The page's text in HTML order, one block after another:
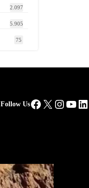
2.097
5.905
75
Follow UsFacebook
X